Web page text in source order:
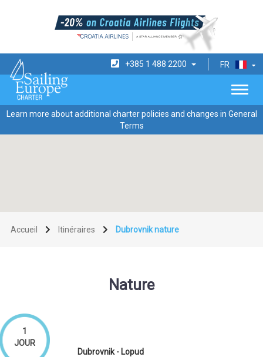
FR
+385 1 488 2200
Learn more about additional charter policies and changes in General
Terms
Accueil Itinéraires Dubrovnik nature
Nature
1
JOUR
Dubrovnik - Lopud